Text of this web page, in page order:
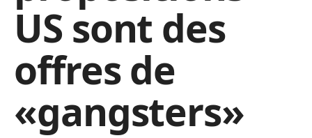
US sont des
offres de
«gangsters»